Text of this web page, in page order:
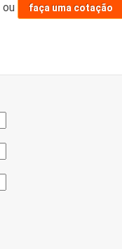
ou faça uma cotação